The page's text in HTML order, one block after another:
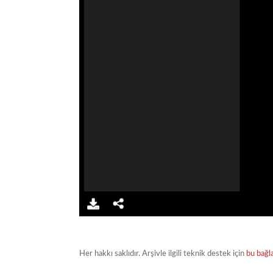
Her hakkı saklıdır. Arşivle ilgili teknik destek için bu